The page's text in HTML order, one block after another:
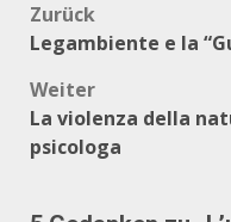
Zurück
Legambiente e la
Weiter
La violenza della
psicologa